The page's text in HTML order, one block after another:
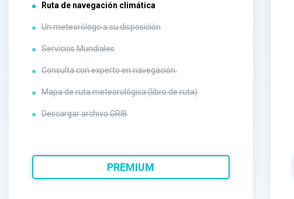
Ruta de navegación climática
Un meteorólogo a su disposición
Servicios Mundiales
Consulta con experto en navegación.
Mapa de ruta meteorológica (libro de ruta)
Descargar archivo GRIB
PREMIUM